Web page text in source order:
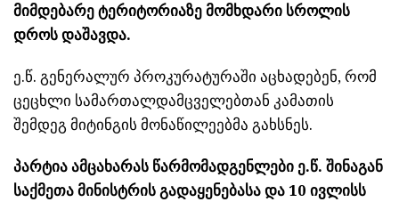
მიმდებარე ტერიტორიაზე მომხდარი სროლის
დროს დაშავდა.
ე.წ. გენერალურ პროკურატურაში აცხადებენ, რომ
ცეცხლი სამართალდამცველებთან კამათის
შემდეგ მიტინგის მონაწილეებმა გახსნეს.
პარტია ამცახარას წარმომადგენლები ე.წ. შინაგან
საქმეთა მინისტრის გადაყენებასა და 10 ივლისს